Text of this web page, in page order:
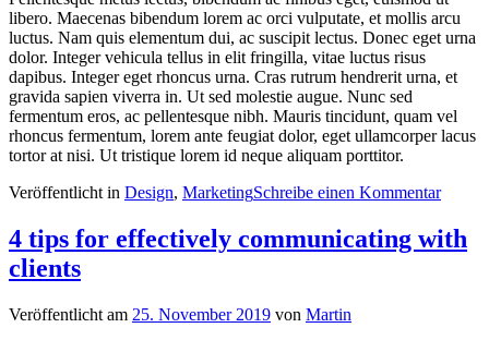
libero. Maecenas bibendum lorem ac orci vulputate, et mollis arcu
luctus. Nam quis elementum dui, ac suscipit lectus. Donec eget urna
dolor. Integer vehicula tellus in elit fringilla, vitae luctus risus
dapibus. Integer eget rhoncus urna. Cras rutrum hendrerit urna, et
gravida sapien viverra in. Ut sed molestie augue. Nunc sed
fermentum eros, ac pellentesque nibh. Mauris tincidunt, quam vel
rhoncus fermentum, lorem ante feugiat dolor, eget ullamcorper lacus
tortor at nisi. Ut tristique lorem id neque aliquam porttitor.
Veröffentlicht in Design, MarketingSchreibe einen Kommentar
4 tips for effectively communicating with
clients
Veröffentlicht am 25. November 2019 von Martin